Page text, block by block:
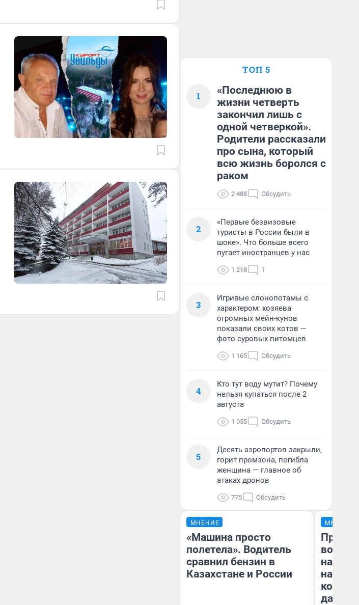
ТОП 5
1
«Последнюю в
жизни четверть
закончил лишь с
одной четверкой».
Родители рассказали
про сына, который
всю жизнь боролся с
раком
2 488 Обсудить
2
«Первые безвизовые
туристы в России были в
шоке». Что больше всего
пугает иностранцев у нас
1 218 1
3
Игривые слонопотамы с
характером: хозяева
огромных мейн-кунов
показали своих котов —
фото суровых питомцев
1 165 Обсудить
4
Кто тут воду мутит? Почему
нельзя купаться после 2
августа
1 055 Обсудить
5
Десять аэропортов закрыли,
горит промзона, погибла
женщина — главное об
атаках дронов
775 Обсудить
МНЕНИЕ
«Машина просто
полетела». Водитель
сравнил бензин в
Казахстане и России
МНЕНИЕ
нам
даже